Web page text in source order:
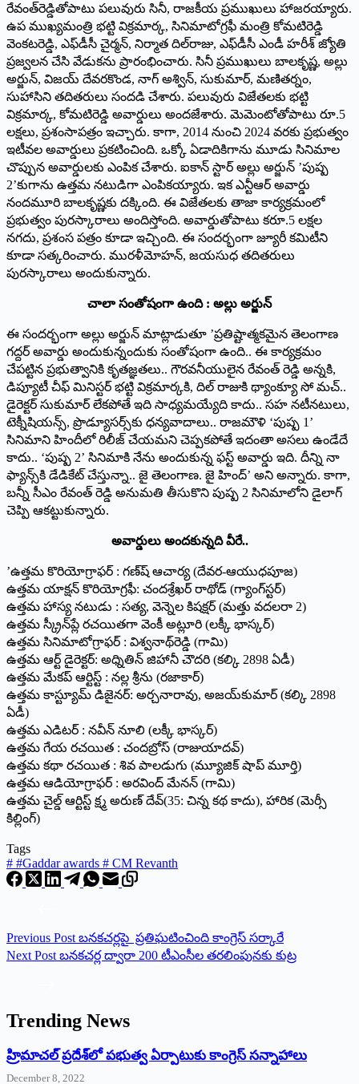
రేవంత్‌రెడ్డితోపాటు పలువురు సినీ, రాజకీయ ప్రముఖులు హాజరయ్యారు.
ఉప ముఖ్యమంత్రి భట్టి విక్రమార్క, సినిమాటోగ్రఫీ మంత్రి కోమటిరెడ్డి
వెంకటరెడ్డి, ఎఫ్‌డీసీ చైర్మన్‌, నిర్మాత దిల్‌రాజు, ఎఫ్‌డీసీ ఎండీ హరీశ్‌ జ్యోతి
ప్రజ్వలన చేసి వేడుకను ప్రారంభించారు. సినీ ప్రముఖులు బాలకృష్ణ, అల్లు
అర్జున్‌, విజయ్‌ దేవరకొండ, నాగ్‌ అశ్విన్‌, సుకుమార్‌, మణితర్నం,
సుహాసిని తదితరులు సందడి చేశారు. పలువురు విజేతలకు భట్టి
విక్రమార్క, కోమటిరెడ్డి అవార్డులు అందజేశారు. మెమెంటోతోపాటు రూ.5
లక్షలు, ప్రశంసాపత్రం ఇచ్చారు. కాగా, 2014 నుంచి 2024 వరకు ప్రభుత్వం
ఇటీవల అవార్డులు ప్రకటించింది. ఒక్కో ఏడాదికిగాను మూడు సినిమాల
చొప్పున అవార్డులకు ఎంపిక చేశారు. ఐకాన్‌ స్టార్‌ అల్లు అర్జున్‌ ’పుష్ప
2’కుగాను ఉత్తమ నటుడిగా ఎంపికయ్యారు. ఇక ఎన్టీఆర్‌ అవార్డు
నందమూరి బాలకృష్ణకు దక్కింది. ఈ విజేతలకు తాజా కార్యక్రమంలో
ప్రభుత్వం పురస్కారాలు అందిస్తోంది. అవార్డుతోపాటు కరూ.5 లక్షల
నగదు, ప్రశంస పత్రం కూడా ఇచ్చింది. ఈ సందర్భంగా జ్యూరీ కమిటీని
కూడా సత్కరించారు. మురళీమోహన్‌, జయసుధ తదితరులు
పురస్కారాలు అందుకున్నారు.
చాలా సంతోషంగా ఉంది : అల్లు అర్జున్‌
ఈ సందర్భంగా అల్లు అర్జున్‌ మాట్లాడుతూ ’ప్రతిష్టాత్మకమైన తెలంగాణ
గద్దర్‌ అవార్డు అందుకున్నందుకు సంతోషంగా ఉంది.. ఈ కార్యక్రమం
చేపట్టిన ప్రభుత్వానికి కృతజ్ఞతలు.. గౌరవనీయులైన రేవంత్‌ రెడ్డి అన్నకి,
డిప్యూటీ చీఫ్‌ మినిస్టర్‌ భట్టి విక్రమార్కకి, దిల్‌ రాజుకి థ్యాంక్యూ సో మచ్‌..
డైరెక్టర్‌ సుకుమార్‌ లేకపోతే ఇది సాధ్యమయ్యేది కాదు.. సహ నటీనటులు,
టెక్నీషియన్స్‌, ప్రొడ్యూసర్స్‌కు ధన్యవాదాలు.. రాజమౌళి ‘పుష్ప 1’
సినిమాని హిందీలో రిలీజ్‌ చేయమని చెప్పకపోతే ఇదంతా అసలు ఉండేదే
కాదు.. ‘పుష్ప 2’ సినిమాకి నేను అందుకున్న ఫస్ట్‌ అవార్డు ఇది. దీన్ని నా
ఫ్యాన్స్‌కి డేడికేట్‌ చేస్తున్నా.. జై తెలంగాణ. జై హింద్‌’ అని అన్నారు. కాగా,
బన్నీ సీఎం రేవంత్‌ రెడ్డి అనుమతి తీసుకొని పుష్ప 2 సినిమాలోని డైలాగ్‌
చెప్పి ఆకట్టుకున్నారు.
అవార్డులు అందకున్నది వీరే..
’ఉత్తమ కొరియోగ్రాఫర్‌ : గణ్‌ష్‌ ఆచార్య (దేవర-ఆయుధపూజ)
ఉత్తమ యాక్షన్‌ కొరియోగ్రఫీ: చందశ్రేఖర్‌ రాథోడ్‌ (గ్యాంగ్‌స్టర్‌)
ఉత్తమ హాస్య నటుడు : సత్య, వెన్నెల కిషక్షర్‌ (మత్తు వదలరా 2)
ఉత్తమ స్క్రీన్‌ప్లే రచయితగా వెంకీ అట్లూరి (లక్కీ భాస్కర్‌)
ఉత్తమ సినిమాటోగ్రాఫర్‌ : విశ్వనాథ్‌రెడ్డి (గామి)
ఉత్తమ ఆర్ట్‌ డైరెక్టర్‌: అధ్నితిన్‌ జిహానీ చౌదరి (కల్కి 2898 ఏడీ)
ఉత్తమ మేకప్‌ ఆర్టిస్ట్‌ : నల్ల శ్రీను (రజాకార్‌)
ఉత్తమ కాస్ట్యూమ్‌ డిజైనర్‌: అర్చనారావు, అజయ్‌కుమార్‌ (కల్కి 2898
ఏడీ)
ఉత్తమ ఎడిటర్‌ : నవీన్‌ నూలి (లక్కీ భాస్కర్‌)
ఉత్తమ గేయ రచయిత : చందబ్రోస్‌ (రాజుయాదవ్‌)
ఉత్తమ కథా రచయిత : శివ పాలడుగు (మ్యూజిక్‌ షాప్‌ మూర్తి)
ఉత్తమ ఆడియోగ్రాఫర్‌ : అరవింద్‌ మేనన్‌ (గామి)
ఉత్తమ చైల్డ్‌ ఆర్టిస్ట్‌ క్ష్మ అరుణ్‌ దేవ్‌(35: చిన్న కథ కాదు), హారిక (మెర్సీ
కిల్లింగ్‌)
Tags
# #Gaddar awards # CM Revanth
Previous Post బనకచర్లపై ప్రతిఘటించింది కాంగ్రెస్‌ సర్కారే
Next Post బ‌న‌క‌చ‌ర్ల ద్వారా 200 టీఎంసీల త‌ర‌లింపున‌కు కుట్ర‌
Trending News
‌హ్రిమాచల్‌ ‌ప్రదేశ్‌లో పభుత్వ ఏర్పాటుకు కాంగ్రెస్‌ ‌సన్నాహాలు
December 8, 2022